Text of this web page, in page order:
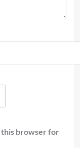
this browser for